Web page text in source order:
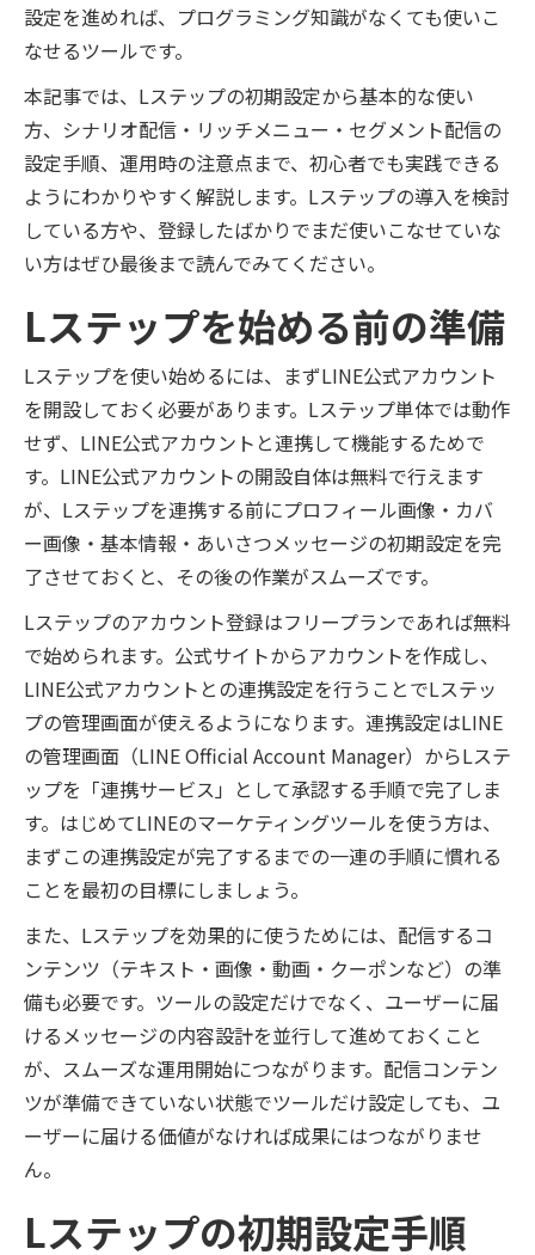
設定を進めれば、プログラミング知識がなくても使いこ
なせるツールです。
本記事では、Lステップの初期設定から基本的な使い
方、シナリオ配信・リッチメニュー・セグメント配信の
設定手順、運用時の注意点まで、初心者でも実践できる
ようにわかりやすく解説します。Lステップの導入を検討
している方や、登録したばかりでまだ使いこなせていな
い方はぜひ最後まで読んでみてください。
Lステップを始める前の準備
Lステップを使い始めるには、まずLINE公式アカウント
を開設しておく必要があります。Lステップ単体では動作
せず、LINE公式アカウントと連携して機能するためで
す。LINE公式アカウントの開設自体は無料で行えます
が、Lステップを連携する前にプロフィール画像・カバ
ー画像・基本情報・あいさつメッセージの初期設定を完
了させておくと、その後の作業がスムーズです。
Lステップのアカウント登録はフリープランであれば無料
で始められます。公式サイトからアカウントを作成し、
LINE公式アカウントとの連携設定を行うことでLステッ
プの管理画面が使えるようになります。連携設定はLINE
の管理画面（LINE Official Account Manager）からLステ
ップを「連携サービス」として承認する手順で完了しま
す。はじめてLINEのマーケティングツールを使う方は、
まずこの連携設定が完了するまでの一連の手順に慣れる
ことを最初の目標にしましょう。
また、Lステップを効果的に使うためには、配信するコ
ンテンツ（テキスト・画像・動画・クーポンなど）の準
備も必要です。ツールの設定だけでなく、ユーザーに届
けるメッセージの内容設計を並行して進めておくこと
が、スムーズな運用開始につながります。配信コンテン
ツが準備できていない状態でツールだけ設定しても、ユ
ーザーに届ける価値がなければ成果にはつながりませ
ん。
Lステップの初期設定手順